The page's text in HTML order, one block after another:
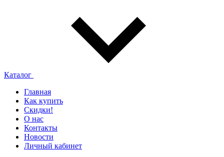
Каталог
Главная
Как купить
Скидки!
О нас
Контакты
Новости
Личный кабинет